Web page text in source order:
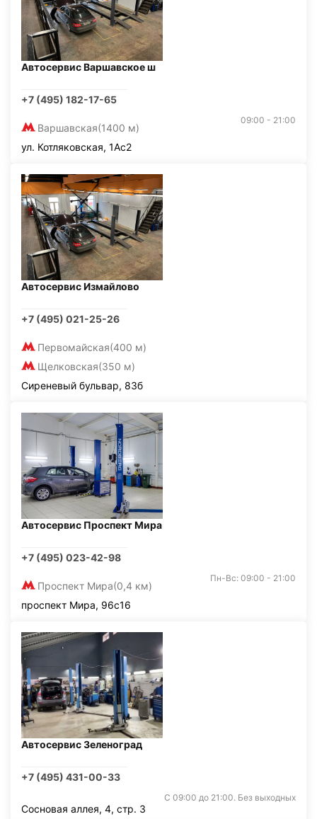
Автосервис Варшавское ш
+7 (495) 182-17-65
Варшавская(1400 м)
09:00 - 21:00
ул. Котляковская, 1Ас2
Автосервис Измайлово
+7 (495) 021-25-26
Первомайская(400 м)
Щелковская(350 м)
Сиреневый бульвар, 83б
Автосервис Проспект Мира
+7 (495) 023-42-98
Проспект Мира(0,4 км)
Пн-Вс: 09:00 - 21:00
проспект Мира, 96с16
Автосервис Зеленоград
+7 (495) 431-00-33
С 09:00 до 21:00. Без выходных
Сосновая аллея, 4, стр. 3